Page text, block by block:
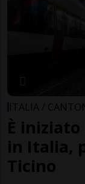
ITALIA /
È
in Italia,
Ticino